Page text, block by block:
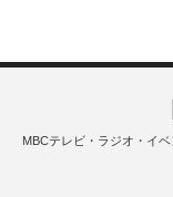
MBCテレビ・ラジオ・イ